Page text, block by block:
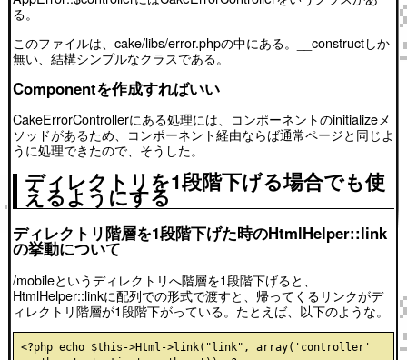
る。
このファイルは、cake/libs/error.phpの中にある。__constructしか
無い、結構シンプルなクラスである。
Componentを作成すればいい
CakeErrorControllerにある処理には、コンポーネントのinitializeメ
ソッドがあるため、コンポーネント経由ならば通常ページと同じよ
うに処理できたので、そうした。
ディレクトリを1段階下げる場合でも使
えるようにする
ディレクトリ階層を1段階下げた時のHtmlHelper::link
の挙動について
/mobileというディレクトリへ階層を1段階下げると、
HtmlHelper::linkに配列での形式で渡すと、帰ってくるリンクがデ
ィレクトリ階層が1段階下がっている。たとえば、以下のような。
<?php echo $this->Html->link("link", array('controller'